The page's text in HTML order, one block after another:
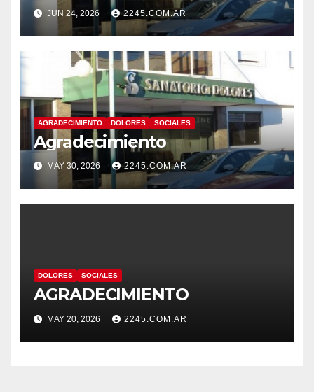
JUN 24, 2026 2245.COM.AR
AGRADECIMIENTO DOLORES SOCIALES
Agradecimiento
MAY 30, 2026 2245.COM.AR
DOLORES SOCIALES
AGRADECIMIENTO
MAY 20, 2026 2245.COM.AR